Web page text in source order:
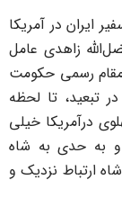
ایران در آمریکا
زاهدی عامل
تنها مقام رسمی حکومت
تا لحظه
درآمریکا خیلی
به حدی به شاه
ارتباط نزدیک و